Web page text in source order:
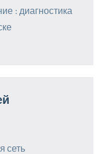
: диагностика
сеть